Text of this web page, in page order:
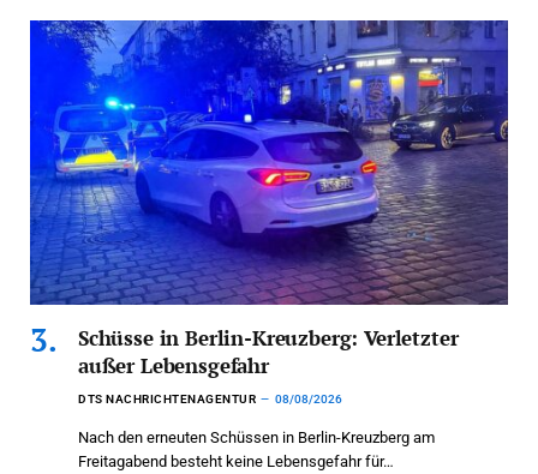
Schüsse in Berlin-Kreuzberg: Verletzter
außer Lebensgefahr
DTS NACHRICHTENAGENTUR 08/08/2026
Nach den erneuten Schüssen in Berlin-Kreuzberg am
Freitagabend besteht keine Lebensgefahr für…